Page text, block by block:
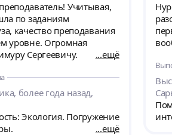
Учитывая,
по заданиям
качество преподавания
уровне. Огромная
Сергеевичу.
ещё
более года назад,
Экология. Погружение
ещё